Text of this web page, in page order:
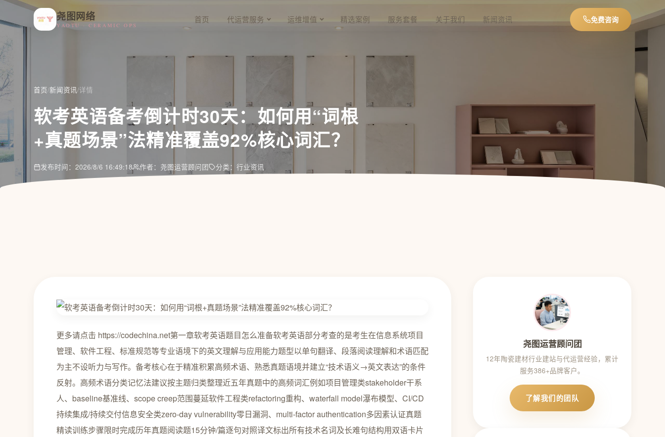
尧图网络
YAOTU · CERAMIC OPS
首页 代运营服务 运维增值 精选案例 服务套餐 关于我们 新闻资讯 免费咨询
首页/新闻资讯/详情
软考英语备考倒计时30天：如何用“词根
+真题场景”法精准覆盖92%核心词汇？
发布时间：2026/8/6 16:49:18 作者：尧图运营顾问团 分类：行业资讯
更多请点击 https://codechina.net第一章软考英语题目怎么准备软考英语部分考查的是考生在信息系统项目
管理、软件工程、标准规范等专业语境下的英文理解与应用能力题型以单句翻译、段落阅读理解和术语匹配
为主不设听力与写作。备考核心在于精准积累高频术语、熟悉真题语境并建立“技术语义→英文表达”的条件
反射。高频术语分类记忆法建议按主题归类整理近五年真题中的高频词汇例如项目管理类stakeholder干系
人、baseline基准线、scope creep范围蔓延软件工程类refactoring重构、waterfall model瀑布模型、CI/CD
持续集成/持续交付信息安全类zero-day vulnerability零日漏洞、multi-factor authentication多因素认证真题
精读训练步骤限时完成历年真题阅读题15分钟/篇逐句对照译文标出所有技术名词及长难句结构用双语卡片
尧图运营顾问团
12年陶瓷建材行业建站与代运营经验，累计
服务386+品牌客户。
了解我们的团队